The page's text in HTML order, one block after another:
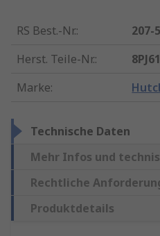
RS Best.-Nr.:
207-
Herst. Teile-Nr.:
Marke:
Technische Daten
Mehr Infos und
Rechtliche
Produktdetails